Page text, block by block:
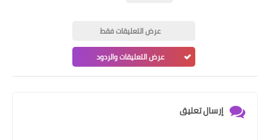
عرض التعليقات فقط
عرض التعليقات والردود
إرسال تعليق